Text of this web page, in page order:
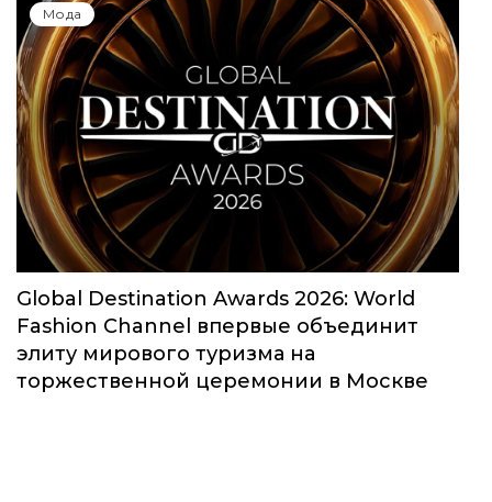
Мода
Global Destination Awards 2026: World
Fashion Channel впервые объединит
элиту мирового туризма на
торжественной церемонии в Москве